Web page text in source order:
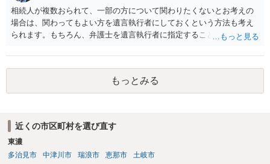
相続人が複数おられて、一部の方について関わりたくないとお考えの
場合は、関わってもよい方を遺言執行者にしておくという方法も考え
られます。もちろん、弁護士を遺言執行者に指定することもできます
方に再委任の権限を付与しておくという方法もあります。 一度、弁護
士に直接ご相談されることをお勧めいたします。
もっとみる
近くの市区町村を選び直す
東濃
多治見市
中津川市 瑞浪市 恵那市 土岐市